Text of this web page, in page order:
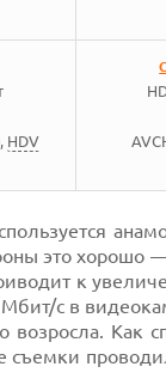
HDV
это хорошо
к
Мбит/с в
возросла. Как
съемки